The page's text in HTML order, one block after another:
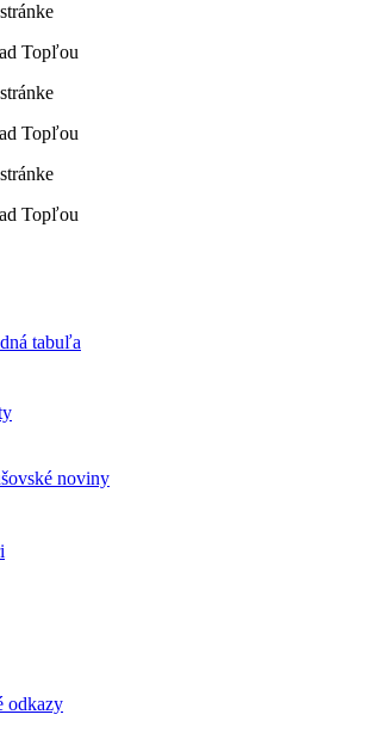
Topľou
Topľou
Topľou
tabuľa
noviny
odkazy